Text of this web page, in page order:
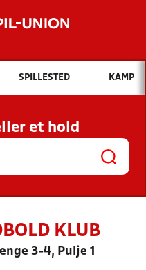
Hvad vil du søge efter?
OG NYHEDER
KLUBBER OG
SPILLESTED KAMP
et hold
KLUB
3-4, Pulje 1